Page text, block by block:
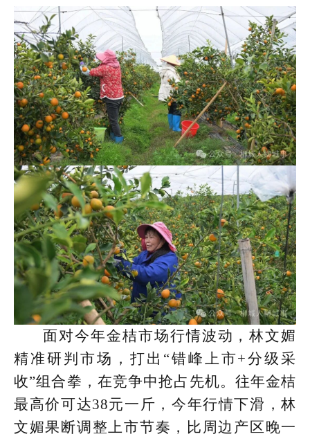
面对今年金桔市场行情波动，林文媚
精准研判市场，打出“错峰上市+分级采
收”组合拳，在竞争中抢占先机。往年金桔
最高价可达38元一斤，今年行情下滑，林
文媚果断调整上市节奏，比周边产区晚一